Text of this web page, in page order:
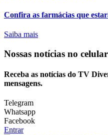
Confira as farmácias que
Saiba mais
Nossas notícias no celular
Receba as notícias do TV
mensagens.
Telegram
Whatsapp
Facebook
Entrar